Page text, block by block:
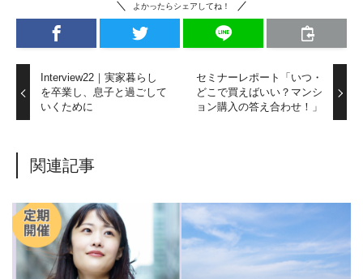
よかったらシェアしてね！
Interview22｜実家暮らし
を卒業し、息子と過ごして
いくために
セミナーレポート「いつ・
どこで買えばいい？マンシ
ョン購入の答え合わせ！」
関連記事